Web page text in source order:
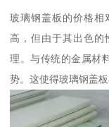
玻璃钢盖板的价格相
高，但由于其出色的
理。与传统的金属材
势。这使得玻璃钢盖